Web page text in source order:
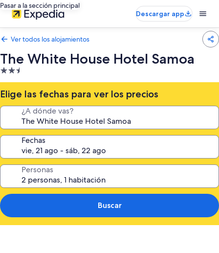
Pasar a la sección principal
Descargar app
Ver todos los alojamientos
The White House Hotel Samoa
Alojamiento
de
2.5 estrellas
Elige las fechas para ver los precios
¿A dónde vas?
Fechas
Personas
Buscar